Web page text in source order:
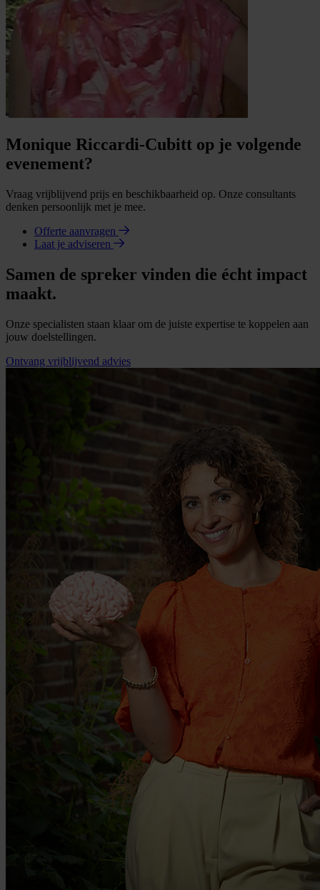
Monique Riccardi-Cubitt op je volgende
evenement?
Vraag vrijblijvend prijs en beschikbaarheid op. Onze consultants
denken persoonlijk met je mee.
Offerte aanvragen
Laat je adviseren
Samen de spreker vinden die écht impact
maakt.
Onze specialisten staan klaar om de juiste expertise te koppelen aan
jouw doelstellingen.
Ontvang vrijblijvend advies